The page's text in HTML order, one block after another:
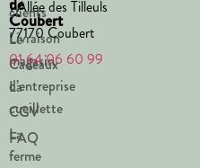
Coubert
Le
magasin
La
cueillette
La
ferme
clients
Livraison
Cadeaux
d’entreprise
CGV
FAQ
1 Allée des Tilleuls
77170 Coubert
01 64 06 60 99